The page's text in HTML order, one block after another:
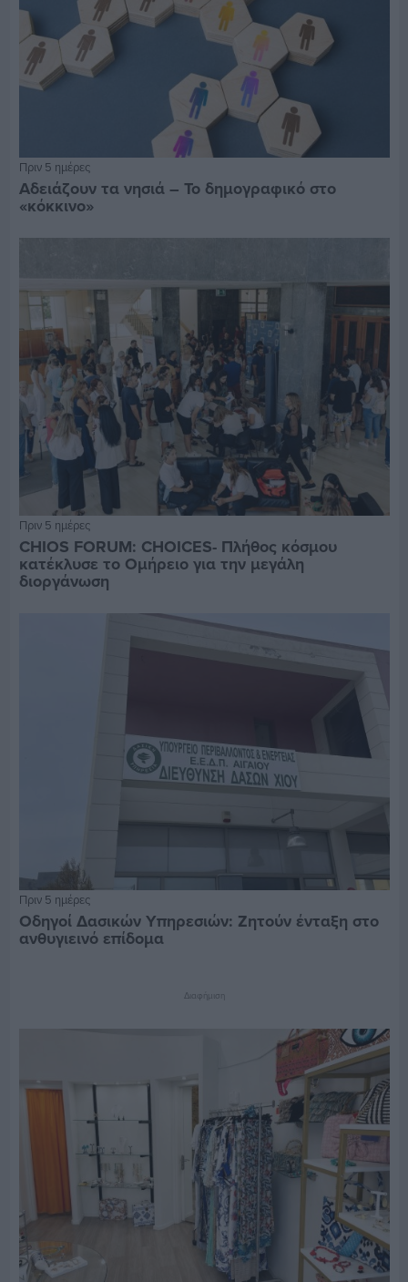
Πριν 5 ημέρες
Αδειάζουν τα νησιά – Το δημογραφικό στο
«κόκκινο»
Πριν 5 ημέρες
CHIOS FORUM: CHOICES- Πλήθος κόσμου
κατέκλυσε το Ομήρειο για την μεγάλη
διοργάνωση
Πριν 5 ημέρες
Οδηγοί Δασικών Υπηρεσιών: Ζητούν ένταξη στο
ανθυγιεινό επίδομα
Διαφήμιση